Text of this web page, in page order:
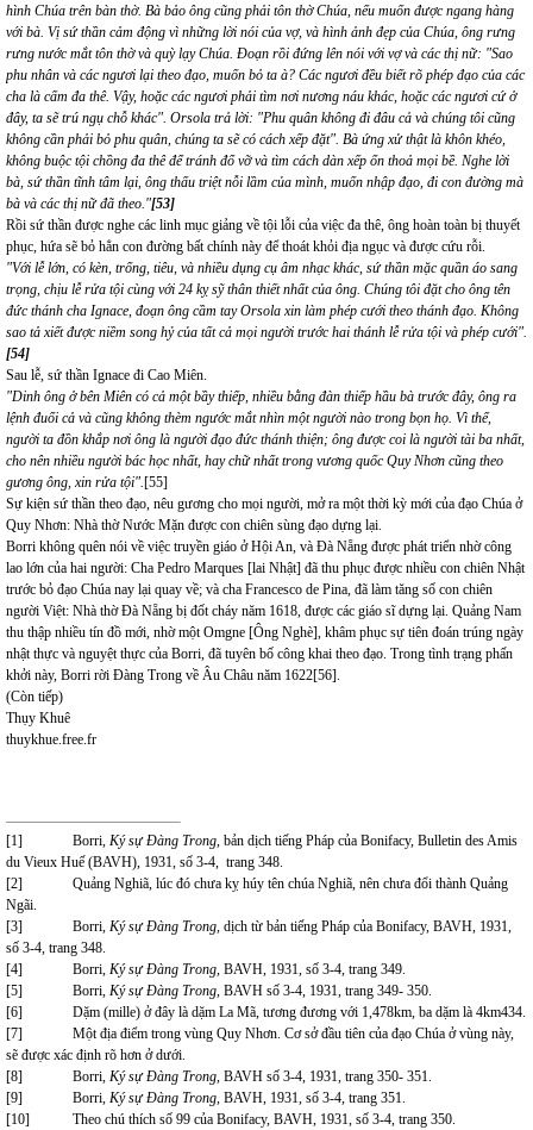
hình Chúa trên bàn thờ. Bà bảo ông cũng phải tôn thờ Chúa, nếu muốn được ngang hàng
với bà. Vị sứ thần cảm động vì những lời nói của vợ, và hình ảnh đẹp của Chúa, ông rưng
rưng nước mắt tôn thờ và quỳ lạy Chúa. Đoạn rồi đứng lên nói với vợ và các thị nữ: "Sao
phu nhân và các ngươi lại theo đạo, muốn bỏ ta à? Các ngươi đều biết rõ phép đạo của các
cha là cấm đa thê. Vậy, hoặc các ngươi phải tìm nơi nương náu khác, hoặc các ngươi cứ ở
đây, ta sẽ trú ngụ chỗ khác". Orsola trả lời: "Phu quân không đi đâu cả và chúng tôi cũng
không cần phải bỏ phu quân, chúng ta sẽ có cách xếp đặt". Bà ứng xử thật là khôn khéo,
không buộc tội chồng đa thê để tránh đổ vỡ và tìm cách dàn xếp ổn thoả mọi bề. Nghe lời
bà, sứ thần tĩnh tâm lại, ông thấu triệt nỗi lầm của mình, muốn nhập đạo, đi con đường mà
bà và các thị nữ đã theo."[53]
Rồi sứ thần được nghe các linh mục giảng về tội lỗi của việc đa thê, ông hoàn toàn bị thuyết
phục, hứa sẽ bỏ hẳn con đường bất chính này để thoát khỏi địa ngục và được cứu rỗi.
"Với lễ lớn, có kèn, trống, tiêu, và nhiều dụng cụ âm nhạc khác, sứ thần mặc quần áo sang
trọng, chịu lễ rửa tội cùng với 24 kỵ sỹ thân thiết nhất của ông. Chúng tôi đặt cho ông tên
đức thánh cha Ignace, đoạn ông cầm tay Orsola xin làm phép cưới theo thánh đạo. Không
sao tả xiết được niềm song hỷ của tất cả mọi người trước hai thánh lễ rửa tội và phép cưới".
[54]
Sau lễ, sứ thần Ignace đi Cao Miên.
"Dinh ông ở bên Miên có cả một bầy thiếp, nhiều bằng đàn thiếp hầu bà trước đây, ông ra
lệnh đuổi cả và cũng không thèm ngước mắt nhìn một người nào trong bọn họ. Vì thế,
người ta đồn khắp nơi ông là người đạo đức thánh thiện; ông được coi là người tài ba nhất,
cho nên nhiều người bác học nhất, hay chữ nhất trong vương quốc Quy Nhơn cũng theo
gương ông, xin rửa tội".[55]
Sự kiện sứ thần theo đạo, nêu gương cho mọi người, mở ra một thời kỳ mới của đạo Chúa ở
Quy Nhơn: Nhà thờ Nước Mặn được con chiên sùng đạo dựng lại.
Borri không quên nói về việc truyền giáo ở Hội An, và Đà Nẵng được phát triển nhờ công
lao lớn của hai người: Cha Pedro Marques [lai Nhật] đã thu phục được nhiều con chiên Nhật
trước bỏ đạo Chúa nay lại quay về; và cha Francesco de Pina, đã làm tăng số con chiên
người Việt: Nhà thờ Đà Nẵng bị đốt cháy năm 1618, được các giáo sĩ dựng lại. Quảng Nam
thu thập nhiều tín đồ mới, nhờ một Omgne [Ông Nghè], khâm phục sự tiên đoán trúng ngày
nhật thực và nguyệt thực của Borri, đã tuyên bố công khai theo đạo. Trong tình trạng phấn
khởi này, Borri rời Đàng Trong về Âu Châu năm 1622[56].
(Còn tiếp)
Thụy Khuê
thuykhue.free.fr
[1] Borri, Ký sự Đàng Trong, bản dịch tiếng Pháp của Bonifacy, Bulletin des Amis
du Vieux Huế (BAVH), 1931, số 3-4, trang 348.
[2] Quảng Nghiã, lúc đó chưa kỵ húy tên chúa Nghiã, nên chưa đổi thành Quảng
Ngãi.
[3] Borri, Ký sự Đàng Trong, dịch từ bản tiếng Pháp của Bonifacy, BAVH, 1931,
số 3-4, trang 348.
[4]
Borri, Ký sự Đàng Trong, BAVH, 1931, số 3-4, trang 349.
[5] Borri, Ký sự Đàng Trong, BAVH số 3-4, 1931, trang 349- 350.
[6] Dặm (mille) ở đây là dặm La Mã, tương đương với 1,478km, ba dặm là 4km434.
[7] Một địa điểm trong vùng Quy Nhơn. Cơ sở đầu tiên của đạo Chúa ở vùng này,
sẽ được xác định rõ hơn ở dưới.
[8] Borri, Ký sự Đàng Trong, BAVH số 3-4, 1931, trang 350- 351.
[9] Borri, Ký sự Đàng Trong, BAVH, 1931, số 3-4, trang 351.
[10] Theo chú thích số 99 của Bonifacy, BAVH, 1931, số 3-4, trang 350.